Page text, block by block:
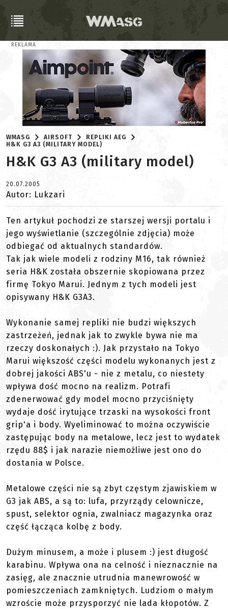
REKLAMA
WMASG AIRSOFT
REPLIKI AEG
H&K G3 A3 (MILITARY MODEL)
H&K G3 A3 (military model)
20.07.2005
Autor: Lukzari
Ten artykuł pochodzi ze starszej wersji portalu i
jego wyświetlanie (szczególnie zdjęcia) może
odbiegać od aktualnych standardów.
Tak jak wiele modeli z rodziny M16, tak również
seria H&K została obszernie skopiowana przez
firmę Tokyo Marui. Jednym z tych modeli jest
opisywany H&K G3A3.
Wykonanie samej repliki nie budzi większych
zastrzeżeń, jednak jak to zwykle bywa nie ma
rzeczy doskonałych :). Jak przystało na Tokyo
Marui większość części modelu wykonanych jest z
dobrej jakości ABS'u - nie z metalu, co niestety
wpływa dość mocno na realizm. Potrafi
zdenerwować gdy model mocno przyciśnięty
wydaje dość irytujące trzaski na wysokości front
grip'a i body. Wyeliminować to można oczywiście
zastępując body na metalowe, lecz jest to wydatek
rzędu 88$ i jak narazie niemożliwe jest ono do
dostania w Polsce.
Metalowe części nie są zbyt częstym zjawiskiem w
G3 jak ABS, a są to: lufa, przyrządy celownicze,
spust, selektor ognia, zwalniacz magazynka oraz
część łącząca kolbę z body.
Dużym minusem, a może i plusem :) jest długość
karabinu. Wpływa ona na celność i nieznacznie na
zasięg, ale znacznie utrudnia manewrowość w
pomieszczeniach zamkniętych. Ludziom o małym
wzroście może przysporzyć nie lada kłopotów. Z